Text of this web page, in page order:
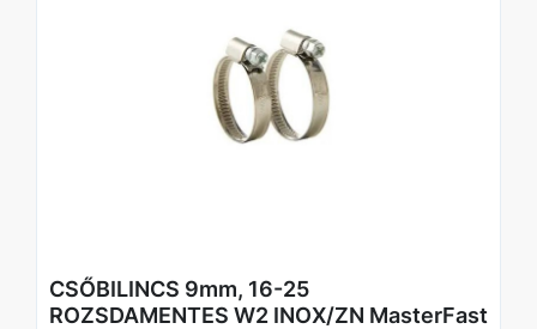
CSŐBILINCS 9mm, 16-25
ROZSDAMENTES W2 INOX/ZN MasterFast